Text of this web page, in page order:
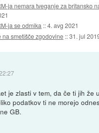
ja nemara tveganje za britansko
ja se odmika ::4. avg 2021
na smetišče zgodovine ::31. jul
je zlasti v tem, da če ti jih že
podatkov ti ne morejo
GB.